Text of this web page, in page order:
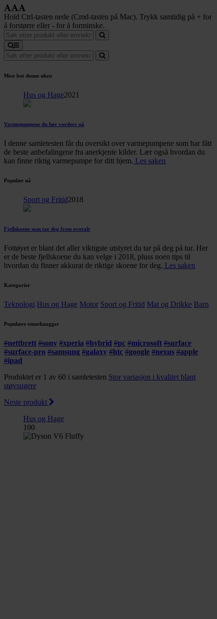
Hold Ctrl-tasten nede (Cmd-tasten på Mac). Trykk samtidig på + for
å forstørre eller - for å forminske.
Mest lest denne uken
Hus og Hage2021
Varmepumpene du bør vurdere nå
I denne samletesten får du oversikt over varmepumpene som har fått
de beste anbefalingene fra anerkjente kilder. Lær også hvordan du
kan finne riktig varmepumpe for ditt hjem. Les saken
Populær nå
Sport og Fritid2018
Fjellskoene som tar deg frem overalt
Fottøyet er blant det aller viktigste utstyret du tar på deg på tur. Her
er de beste fjellskoene du kan velge i 2018, pluss noen tips til
hvordan du finner akkurat de riktige skoene for deg. Les saken
Kategorier
Teknologi Hus og Hage Motor Sport og Fritid Mat og Drikke Barn
Populære emneknagger
#nettbrett #sony #xperia #hybrid #pc #microsoft #surface
#surface-pro #samsung #galaxy #htc #google #nexus #apple
#ipad
Produktet er 1 av 60 i samletesten Stor variasjon i kvalitet blant
støvsugere
Neste produkt
Hus og Hage
100